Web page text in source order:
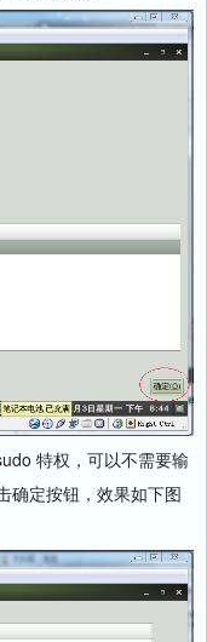
特权，可以不需要输
确定按钮，效果如下图